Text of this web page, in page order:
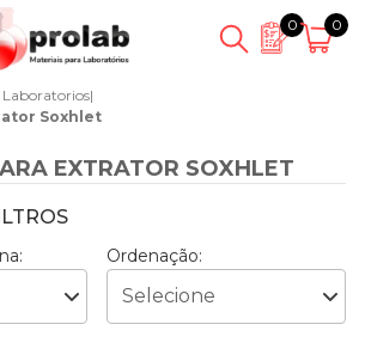
0 0
Laboratorios|
Soxhlet
EXTRATOR SOXHLET
Ordenação: